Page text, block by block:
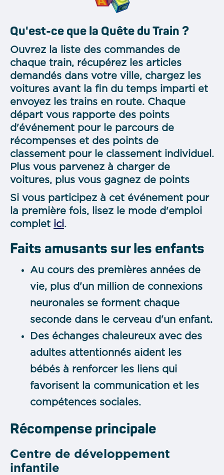
Qu'est-ce que la Quête du Train ?
Ouvrez la liste des commandes de
chaque train, récupérez les articles
demandés dans votre ville, chargez les
voitures avant la fin du temps imparti et
envoyez les trains en route. Chaque
départ vous rapporte des points
d'événement pour le parcours de
récompenses et des points de
classement pour le classement individuel.
Plus vous parvenez à charger de
voitures, plus vous gagnez de points
Si vous participez à cet événement pour
la première fois, lisez le mode d'emploi
complet ici.
Faits amusants sur les enfants
Au cours des premières années de
vie, plus d'un million de connexions
neuronales se forment chaque
seconde dans le cerveau d'un enfant.
Des échanges chaleureux avec des
adultes attentionnés aident les
bébés à renforcer les liens qui
favorisent la communication et les
compétences sociales.
Récompense principale
Centre de développement
infantile